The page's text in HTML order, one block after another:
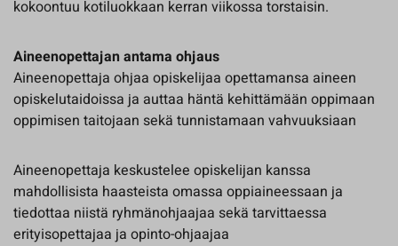
kokoontuu kotiluokkaan kerran viikossa torstaisin.
Aineenopettajan antama ohjaus
Aineenopettaja ohjaa opiskelijaa opettamansa aineen
opiskelutaidoissa ja auttaa häntä kehittämään oppimaan
oppimisen taitojaan sekä tunnistamaan vahvuuksiaan
Aineenopettaja keskustelee opiskelijan kanssa
mahdollisista haasteista omassa oppiaineessaan ja
tiedottaa niistä ryhmänohjaajaa sekä tarvittaessa
erityisopettajaa ja opinto-ohjaajaa